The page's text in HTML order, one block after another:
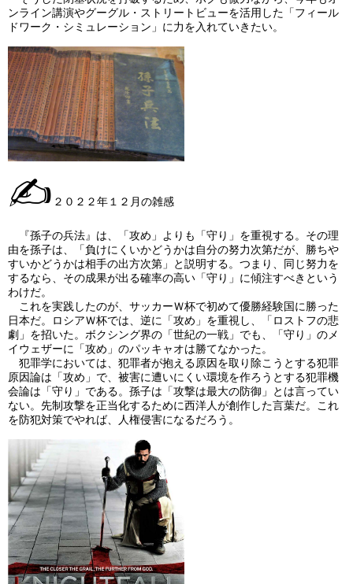
ンライン講演やグーグル・ストリートビューを活用した「フィール
ドワーク・シミュレーション」に力を入れていきたい。
✍ ２０２２年１２月の雑感
『孫子の兵法』は、「攻め」よりも「守り」を重視する。その理
由を孫子は、「負けにくいかどうかは自分の努力次第だが、勝ちや
すいかどうかは相手の出方次第」と説明する。つまり、同じ努力を
するなら、その成果が出る確率の高い「守り」に傾注すべきという
わけだ。
これを実践したのが、サッカーＷ杯で初めて優勝経験国に勝った
日本だ。ロシアＷ杯では、逆に「攻め」を重視し、「ロストフの悲
劇」を招いた。ボクシング界の「世紀の一戦」でも、「守り」のメ
イウェザーに「攻め」のパッキャオは勝てなかった。
犯罪学においては、犯罪者が抱える原因を取り除こうとする犯罪
原因論は「攻め」で、被害に遭いにくい環境を作ろうとする犯罪機
会論は「守り」である。孫子は「攻撃は最大の防御」とは言ってい
ない。先制攻撃を正当化するために西洋人が創作した言葉だ。これ
を防犯対策でやれば、人権侵害になるだろう。